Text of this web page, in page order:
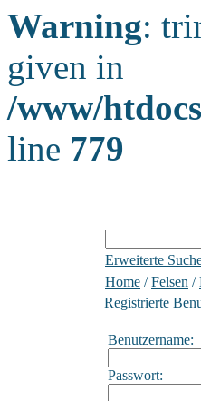
Warning:
given in
/www/
line 779
Erweiterte
Home /Felsen /
Registrierte
Benutzername:
Passwort: